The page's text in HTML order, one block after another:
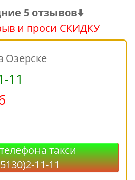
5 отзывов⬇️
и проси СКИДКУ
Озерске
11
такси
11-11